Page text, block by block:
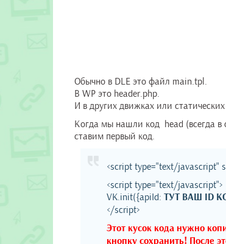
Обычно в DLE это файл main.tpl.
В WP это header.php.
И в других движках или
Когда мы нашли код head (всегда
ставим первый код.
<script type="text/javascript"
<script type="text/javascript">
VK.init({apiId: ТУТ ВАШ ID
</script>
Этот кусок кода нужно
кнопку сохранить! После